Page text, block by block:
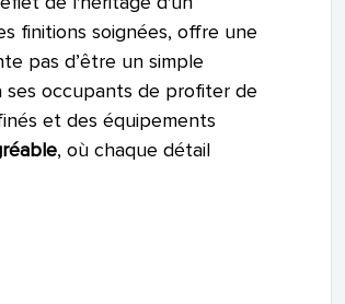
finitions soignées, offre une
pas d’être un simple
occupants de profiter de
et des équipements
, où chaque détail